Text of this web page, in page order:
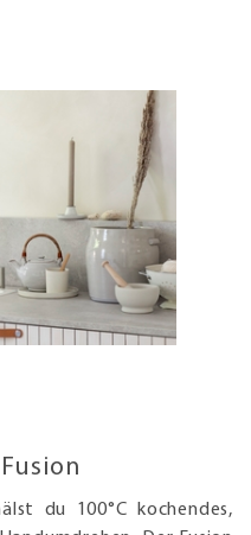
du 100°C kochendes,